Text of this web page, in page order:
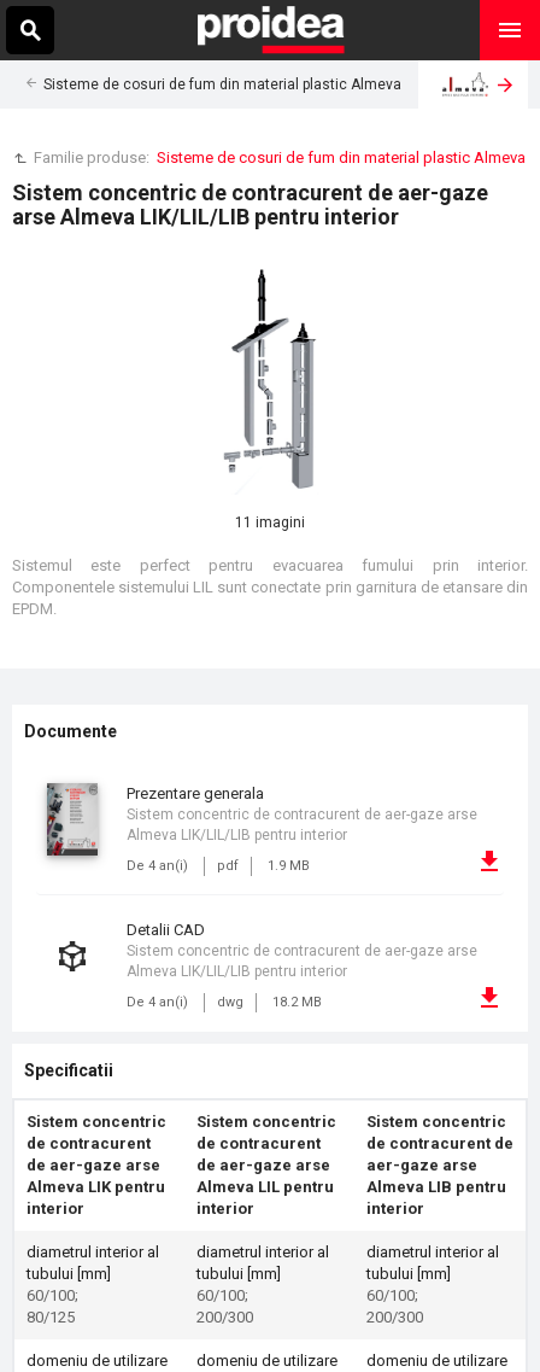
Sisteme de cosuri de fum din material plastic Almeva
Familie produse: Sisteme de cosuri de fum din material plastic Almeva
Sistem concentric de contracurent de aer-gaze
arse Almeva LIK/LIL/LIB pentru interior
11 imagini
Sistemul este perfect pentru evacuarea fumului prin interior.
Componentele sistemului LIL sunt conectate prin garnitura de etansare din
EPDM.
Documente
prezentare generala
De 4 an(i) pdf 1.9 MB
Sistem concentric de contracurent de aer-gaze arse
Almeva LIK/LIL/LIB pentru interior
detalii CAD
De 4 an(i) dwg 18.2 MB
Sistem concentric de contracurent de aer-gaze arse
Almeva LIK/LIL/LIB pentru interior
Specificatii
Sistem concentric
de contracurent
de aer-gaze arse
Almeva LIK pentru
interior
Sistem concentric
de contracurent
de aer-gaze arse
Almeva LIL pentru
interior
Sistem concentric
de contracurent de
aer-gaze arse
Almeva LIB pentru
interior
diametrul interior al
tubului [mm]
60/100;
80/125
diametrul interior al
tubului [mm]
60/100;
200/300
diametrul interior al
tubului [mm]
60/100;
200/300
domeniu de utilizare
domeniu de utilizare
domeniu de utilizare